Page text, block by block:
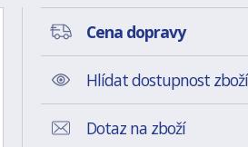
Cena dopravy
Hlídat dostupnost zboží
Dotaz na zboží